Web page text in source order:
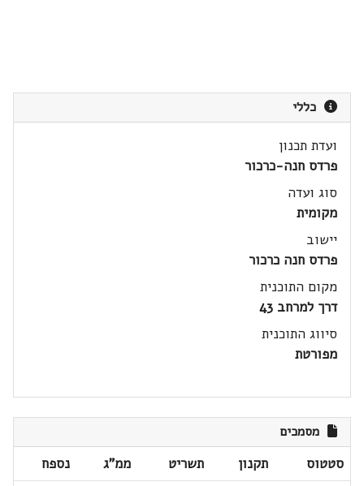
כללי
ועדת תכנון
פרדס חנה-כרכור
סוג ועדה
מקומית
יישוב
פרדס חנה כרכור
מקום התוכנית
דרך למרחב 43
סיווג התוכנית
מפורטת
מסמכים
סטטוס תקנון תשריט ממ"ג נספח